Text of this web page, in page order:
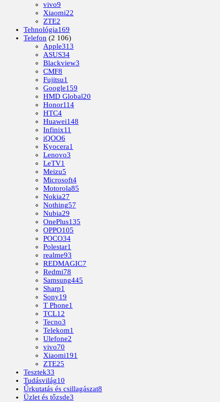
vivo9
Xiaomi22
ZTE2
Tehnológia169
Telefon (2 106)
Apple313
ASUS34
Blackview3
CMF8
Fujitsu1
Google159
HMD Global20
Honor114
HTC4
Huawei148
Infinix11
iQOO6
Kyocera1
Lenovo3
LeTV1
Meizu5
Microsoft4
Motorola85
Nokia27
Nothing57
Nubia29
OnePlus135
OPPO105
POCO34
Polestar1
realme93
REDMAGIC7
Redmi78
Samsung445
Sharp1
Sony19
T Phone1
TCL12
Tecno3
Telekom1
Ulefone2
vivo70
Xiaomi191
ZTE25
Tesztek33
Tudásvilág10
Űrkutatás és csillagászat8
Üzlet és tőzsde3